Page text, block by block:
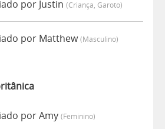
por Justin (criança, Garoto)
por Matthew(masculino)
por Amy (feminino)